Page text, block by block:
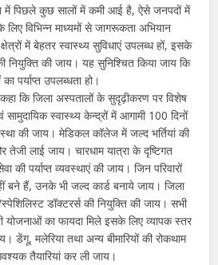
में पिछले कुछ सालों में कमी आई है, ऐसे जनपदों में
लिए विभिन्न माध्यमों से जागरूकता अभियान
में बेहतर स्वास्थ्य सुविधाएं उपलब्ध हों, इसके
नियुक्ति की जाय। यह सुनिश्चित किया जाय कि
पर्याप्त उपलब्धता हो।
कि जिला अस्पतालों के सुदृढ़ीकरण पर विशेष
सामुदायिक स्वास्थ्य केन्द्रों में आगामी 100 दिनों
की जाय। मेडिकल कॉलेज में जल्द भर्तियां की
लाई जाय। चारधाम यात्रा के दृष्टिगत
की पर्याप्त व्यवस्थाएं की जाय। जिन परिवारों
बने हैं, उनके भी जल्द कार्ड बनाये जाय। जिला
डॉक्टरर्स की नियुक्ति की जाय। सभी
योजनाओं का फायदा मिले इसके लिए व्यापक स्तर
डेंगू, मलेरिया तथा अन्य बीमारियों की रोकथाम
तैयारियां कर ली जाय।